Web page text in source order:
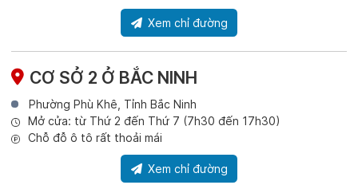
Xem chỉ đường
CƠ SỞ 2 Ở BẮC NINH
Phường Phù Khê, Tỉnh Bắc Ninh
Mở cửa: từ Thứ 2 đến Thứ 7 (7h30 đến 17h30)
Chỗ đỗ ô tô rất thoải mái
Xem chỉ đường